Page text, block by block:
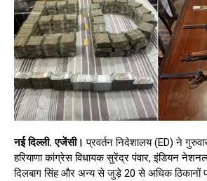
नई दिल्ली. एजेंसी। प्रवर्तन निदेशालय (ED) ने
हरियाणा कांग्रेस विधायक सुरेंद्र पंवार, इंडियन
दिलबाग सिंह और अन्य से जुड़े 20 से अधिक ठिकानों